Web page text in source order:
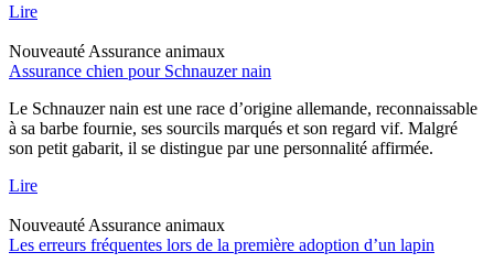
Lire
Nouveauté Assurance animaux
Assurance chien pour Schnauzer nain
Le Schnauzer nain est une race d’origine allemande, reconnaissable
à sa barbe fournie, ses sourcils marqués et son regard vif. Malgré
son petit gabarit, il se distingue par une personnalité affirmée.
Lire
Nouveauté Assurance animaux
Les erreurs fréquentes lors de la première adoption d’un lapin